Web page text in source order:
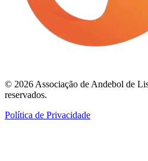
© 2026 Associação de Andebol de
reservados.
Política de Privacidade